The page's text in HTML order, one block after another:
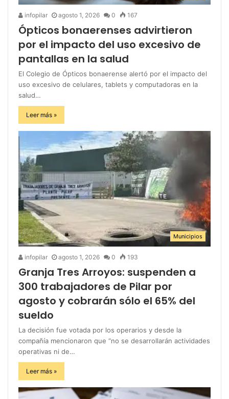
infopilar agosto 1, 2026 0 167
Ópticos bonaerenses advirtieron
por el impacto del uso excesivo de
pantallas en la salud
El Colegio de Ópticos bonaerense alertó por el impacto del
uso excesivo de celulares, tablets y computadoras en la
salud…
Leer más »
Municipios
infopilar agosto 1, 2026 0 193
Granja Tres Arroyos: suspenden a
300 trabajadores de Pilar por
agosto y cobrarán sólo el 65% del
sueldo
La decisión fue votada por los operarios y desde la
compañía mencionaron que “no se desarrollarán actividades
operativas ni de…
Leer más »